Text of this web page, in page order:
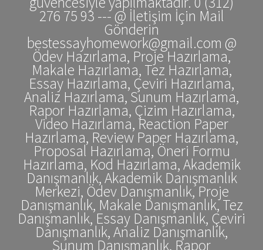
276 75 93 --- @ İletişim İçin Mail
Gönderin
bestessayhomework@gmail.com @
Ödev Hazırlama, Proje Hazırlama,
Makale Hazırlama, Tez Hazırlama,
Essay Hazırlama, Çeviri Hazırlama,
Analiz Hazırlama, Sunum Hazırlama,
Rapor Hazırlama, Çizim Hazırlama,
Video Hazırlama, Reaction Paper
Hazırlama, Review Paper Hazırlama,
Proposal Hazırlama, Öneri Formu
Hazırlama, Kod Hazırlama, Akademik
Danışmanlık, Akademik Danışmanlık
Merkezi, Ödev Danışmanlık, Proje
Danışmanlık, Makale Danışmanlık, Tez
Danışmanlık, Essay Danışmanlık, Çeviri
Danışmanlık, Analiz Danışmanlık,
Sunum Danışmanlık, Rapor